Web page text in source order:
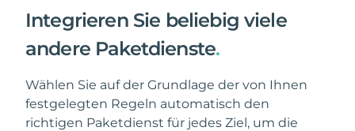
Integrieren Sie beliebig viele
andere Paketdienste.
Wählen Sie auf der Grundlage der von Ihnen
festgelegten Regeln automatisch den
richtigen Paketdienst für jedes Ziel, um die